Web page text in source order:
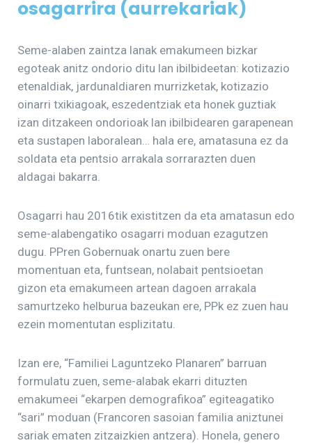
osagarrira (aurrekariak)
Seme-alaben zaintza lanak emakumeen bizkar
egoteak anitz ondorio ditu lan ibilbideetan: kotizazio
etenaldiak, jardunaldiaren murrizketak, kotizazio
oinarri txikiagoak, eszedentziak eta honek guztiak
izan ditzakeen ondorioak lan ibilbidearen garapenean
eta sustapen laboralean… hala ere, amatasuna ez da
soldata eta pentsio arrakala sorrarazten duen
aldagai bakarra.
Osagarri hau 2016tik existitzen da eta amatasun edo
seme-alabengatiko osagarri moduan ezagutzen
dugu. PPren Gobernuak onartu zuen bere
momentuan eta, funtsean, nolabait pentsioetan
gizon eta emakumeen artean dagoen arrakala
samurtzeko helburua bazeukan ere, PPk ez zuen hau
ezein momentutan esplizitatu.
Izan ere, “Familiei Laguntzeko Planaren” barruan
formulatu zuen, seme-alabak ekarri dituzten
emakumeei “ekarpen demografikoa” egiteagatiko
“sari” moduan (Francoren sasoian familia aniztunei
sariak ematen zitzaizkien antzera). Honela, genero